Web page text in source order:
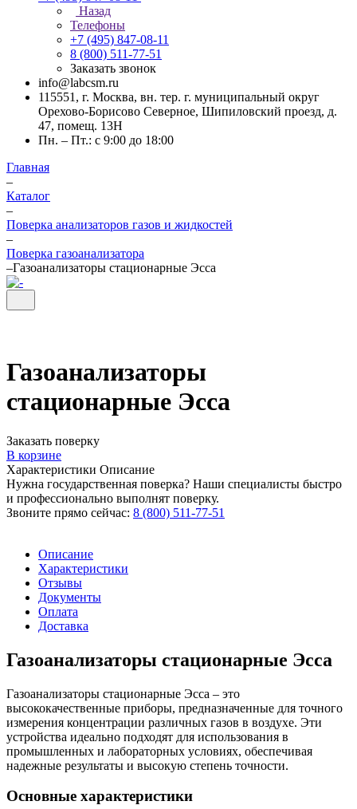
Назад
Телефоны
+7 (495) 847-08-11
8 (800) 511-77-51
Заказать звонок
info@labcsm.ru
115551, г. Москва, вн. тер. г. муниципальный округ
Орехово-Борисово Северное, Шипиловский проезд, д.
47, помещ. 13Н
Пн. – Пт.: с 9:00 до 18:00
Главная
–
Каталог
–
Поверка анализаторов газов и жидкостей
–
Поверка газоанализатора
–Газоанализаторы стационарные Эсса
Газоанализаторы
стационарные Эсса
Заказать поверку
В корзине
Характеристики Описание
Нужна государственная поверка? Наши специалисты быстро
и профессионально выполнят поверку.
Звоните прямо сейчас: 8 (800) 511-77-51
Описание
Характеристики
Отзывы
Документы
Оплата
Доставка
Газоанализаторы стационарные Эсса
Газоанализаторы стационарные Эсса – это
высококачественные приборы, предназначенные для точного
измерения концентрации различных газов в воздухе. Эти
устройства идеально подходят для использования в
промышленных и лабораторных условиях, обеспечивая
надежные результаты и высокую степень точности.
Основные характеристики